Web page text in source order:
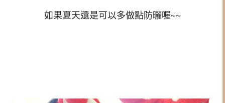
如果夏天還是可以多做點防曬喔~~